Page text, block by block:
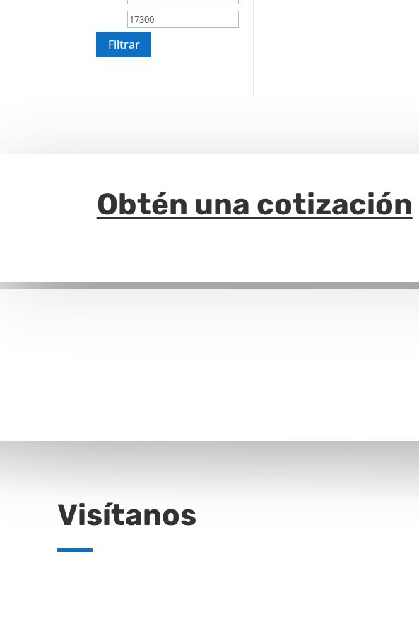
mínimo
Filtrar
Obtén una cotización
Visítanos